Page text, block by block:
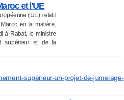
et l'UE
(UE) relatif
en la matière,
à Rabat, le ministre
supérieur et de la
superieur-un-projet-de-jumelage-